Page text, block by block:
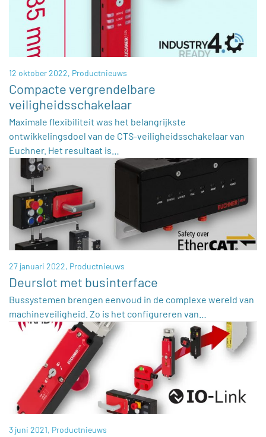
12 oktober 2022, Productnieuws
Compacte vergrendelbare
veiligheidsschakelaar
Maximale flexibiliteit was het belangrijkste
ontwikkelingsdoel van de CTS-veiligheidsschakelaar van
Euchner. Het resultaat is…
27 januari 2022, Productnieuws
Deurslot met businterface
Bussystemen brengen eenvoud in de complexe wereld van
machineveiligheid. Zo is het configureren van…
3 juni 2021, Productnieuws